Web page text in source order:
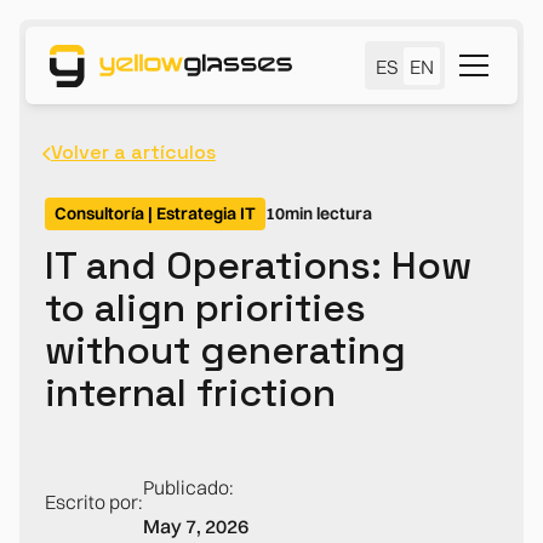
ES EN
Volver a artículos
Consultoría | Estrategia IT 10min lectura
IT and Operations: How
to align priorities
without generating
internal friction
Escrito por:
Publicado:
May 7, 2026